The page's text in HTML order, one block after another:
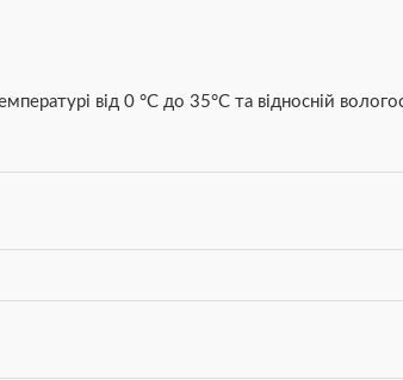
від 0 °С до 35°С та відносній